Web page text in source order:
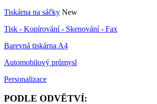
Tiskárna na sáčky New
Tisk - Kopírování - Skenování - Fax
Barevná tiskárna A4
Automobilový průmysl
Personalizace
PODLE ODVĚTVÍ: